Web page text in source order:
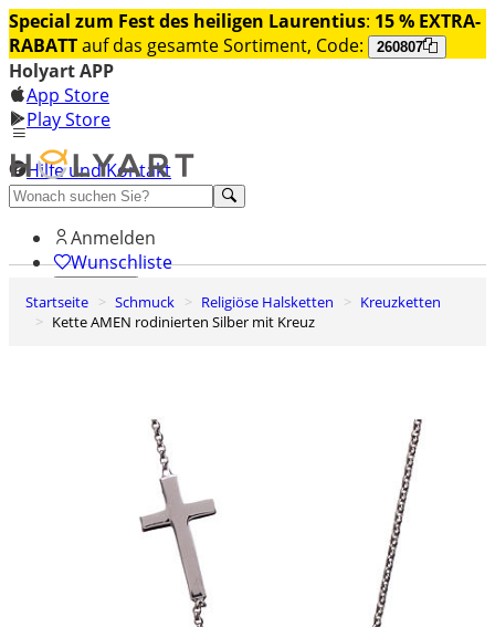
Special zum Fest des heiligen Laurentius: 15 % EXTRA-
RABATTauf das gesamte Sortiment, Code: 260807
Holyart APP
App Store
Play Store
Hilfe und Kontakt
Entdecken Sie Premium
Anmelden
Wunschliste
0
Warenkorb
Startseite Schmuck Religiöse Halsketten
Kreuzketten
Kette AMEN rodinierten Silber mit Kreuz